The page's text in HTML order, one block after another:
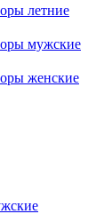
летние
мужские
женские